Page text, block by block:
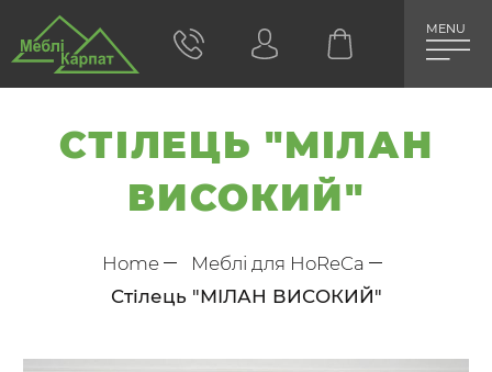
MENU
СТІЛЕЦЬ "МІЛАН
ВИСОКИЙ"
Home
Меблі для HoReCa
Стілець "МІЛАН ВИСОКИЙ"